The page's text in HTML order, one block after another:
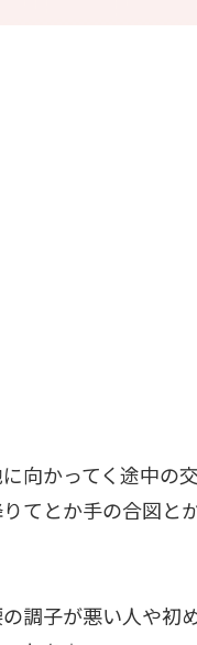
向かってく途中
てとか手の合図
調子が悪い人や初